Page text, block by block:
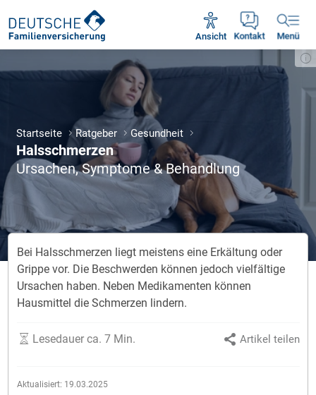
Kontakt
Ansicht Menü
Mo - Fr 09:00 - 18:30 Uhr
Startseite Ratgeber Gesundheit
Halsschmerzen
Ursachen, Symptome & Behandlung
Bei Halsschmerzen liegt meistens eine Erkältung oder
Grippe vor. Die Beschwerden können jedoch vielfältige
Ursachen haben. Neben Medikamenten können
Hausmittel die Schmerzen lindern.
Aktualisiert: 19.03.2025
Lesedauer ca. 7 Min. Artikel teilen